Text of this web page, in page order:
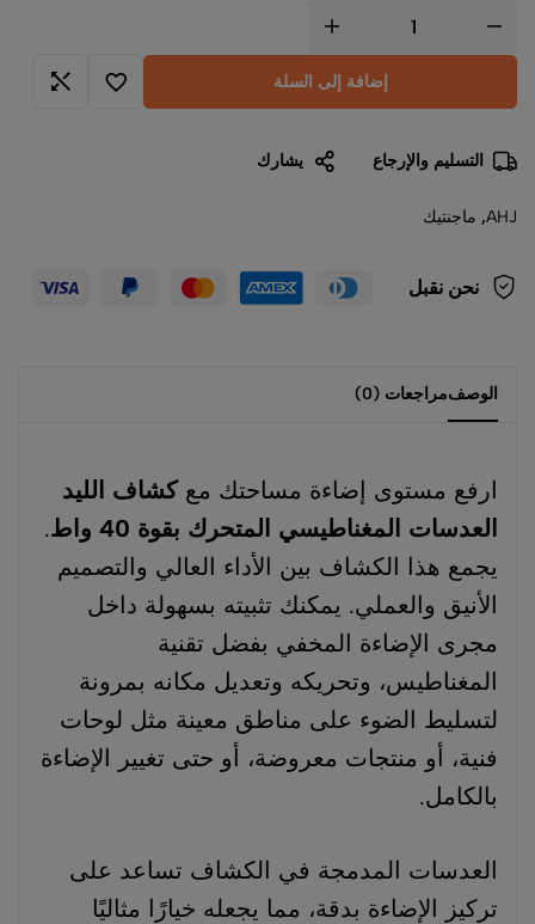
إضافة إلى السلة
التسليم والإرجاع يشارك
AHJ
, ماجنتيك
نحن نقبل
الوصفمراجعات (0)
ارفع مستوى إضاءة مساحتك معكشاف الليد
العدسات المغناطيسي المتحرك بقوة 40 واط
.
يجمع هذا الكشاف بين الأداء العالي والتصميم
الأنيق والعملي. يمكنك تثبيته بسهولة داخل
مجرى الإضاءة المخفي بفضل تقنية
المغناطيس، وتحريكه وتعديل مكانه بمرونة
لتسليط الضوء على مناطق معينة مثل لوحات
فنية، أو منتجات معروضة، أو حتى تغيير الإضاءة
بالكامل.
العدسات المدمجة في الكشاف تساعد على
تركيز الإضاءة بدقة، مما يجعله خيارًا مثاليًا